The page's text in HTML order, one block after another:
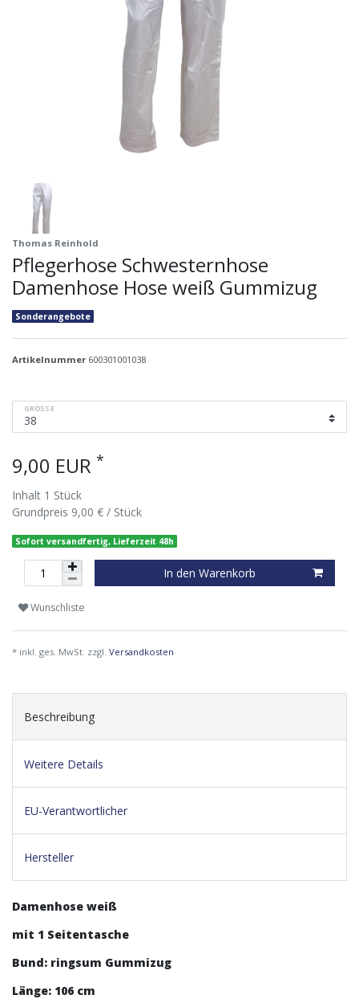
Thomas Reinhold
Pflegerhose Schwesternhose
Damenhose Hose weiß Gummizug
Sonderangebote
Artikelnummer 600301001038
GRÖSSE
9,00 EUR *
Inhalt 1 Stück
Grundpreis 9,00 € / Stück
Sofort versandfertig, Lieferzeit 48h
In den Warenkorb
Wunschliste
* inkl. ges. MwSt. zzgl. Versandkosten
Beschreibung
Weitere Details
EU-Verantwortlicher
Hersteller
Damenhose weiß
mit 1 Seitentasche
Bund: ringsum Gummizug
Länge: 106 cm